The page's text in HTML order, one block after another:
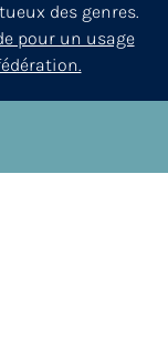
des genres.
pour un usage